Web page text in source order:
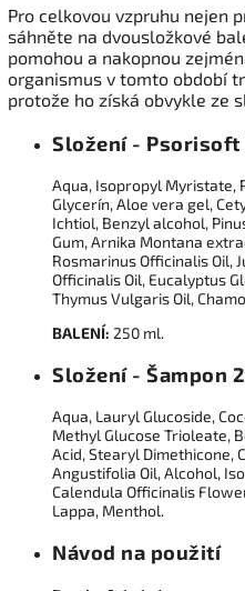
Pro celkovou vzpruhu nejen
sáhněte na dvousložkové
pomohou a nakopnou
organismus v tomto období
protože ho získá obvykle ze
Složení - Psorisoft
Aqua, Isopropyl
Glycerín, Aloe vera gel,
Ichtiol, Benzyl alcohol,
Gum, Arnika Montana
Rosmarinus Officinalis Oil,
Officinalis Oil, Eucalyptus
Thymus Vulgaris Oil,
BALENÍ: 250 ml.
Složení - Šampon
Aqua, Lauryl Glucoside,
Methyl Glucose Trioleate,
Acid, Stearyl Dimethicone,
Angustifolia Oil, Alcohol,
Calendula Officinalis
Lappa, Menthol.
Návod na použití